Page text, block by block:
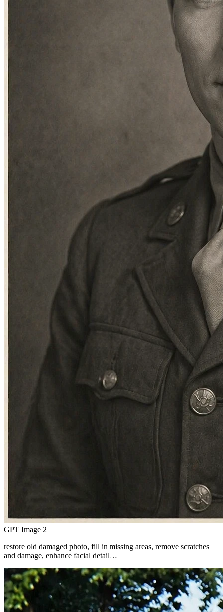
GPT Image 2
restore old damaged photo, fill in missing areas, remove scratches
and damage, enhance facial detail…